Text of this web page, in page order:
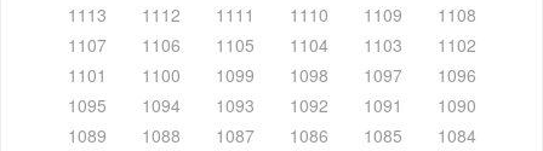
1113
1112 1111 1110 1109
1108
1107
1106 1105 1104 1103
1102
1101
1100 1099 1098 1097
1096
1095
1094 1093 1092 1091
1090
1089
1088 1087 1086 1085
1084